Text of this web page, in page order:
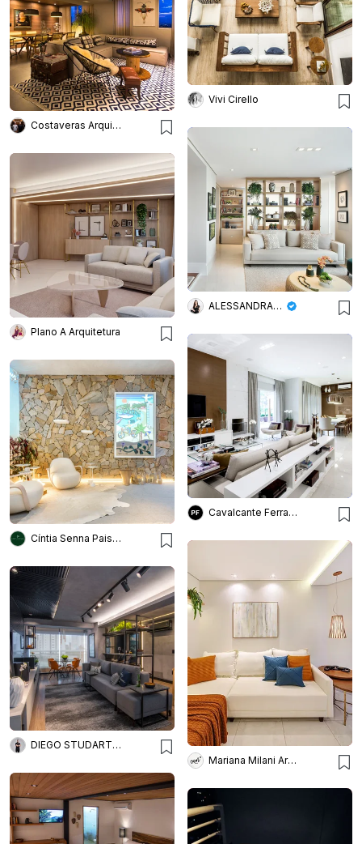
Vivi Cirello
Costaveras Arquitetos
ALESSANDRA BRAGGION ARQUITETURA & INTERIORES
Plano A Arquitetura
Cavalcante Ferraz Arquitetura + Design
Cíntia Senna Paisagismo
Mariana Milani Arquitetura
DIEGO STUDART ARQUITETURA